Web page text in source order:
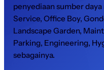
penyediaan sumber
Service, Office Boy,
Landscape Garden,
Parking, Engineering,
sebagainya.